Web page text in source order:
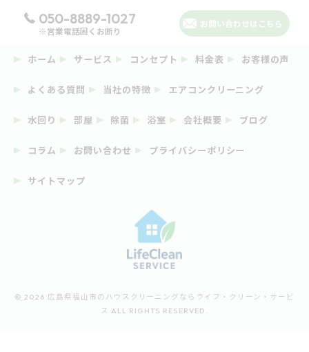
050-8889-1027
※営業電話固くお断り
お問い合わせはこちら
ホーム サービス コンセプト 料金表 お客様の声
よくある質問 当社の特徴 エアコンクリーニング
水回り 部屋 除菌 浴室 会社概要 ブログ
コラム お問い合わせ プライバシーポリシー
サイトマップ
© 2026 広島県福山市のハウスクリーニングならライフ・クリーン・サービ
ス ALL RIGHTS RESERVED.